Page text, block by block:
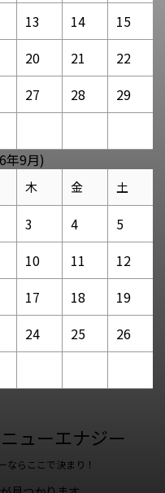
13 14
15
20 21
22
27 28
29
年9月)
木 金 土
3 4
5
10 11
12
17 18
19
24 25
26
ューエナジー
ならここで決まり！